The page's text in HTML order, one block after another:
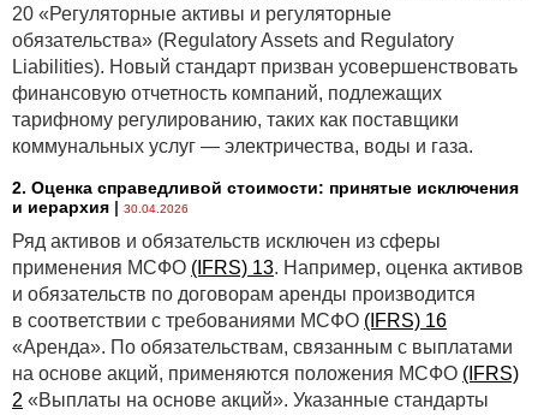
20 «Регуляторные активы и регуляторные
обязательства» (Regulatory Assets and Regulatory
Liabilities). Новый стандарт призван усовершенствовать
финансовую отчетность компаний, подлежащих
тарифному регулированию, таких как поставщики
коммунальных услуг — электричества, воды и газа.
2. Оценка справедливой стоимости: принятые исключения
и иерархия | 30.04.2026
Ряд активов и обязательств исключен из сферы
применения МСФО (IFRS) 13. Например, оценка активов
и обязательств по договорам аренды производится
в соответствии с требованиями МСФО (IFRS) 16
«Аренда». По обязательствам, связанным с выплатами
на основе акций, применяются положения МСФО (IFRS)
2 «Выплаты на основе акций». Указанные стандарты